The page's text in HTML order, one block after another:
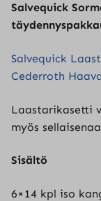
Salvequick
Salvequick
Cederroth
Laastarikasetti
myös
Sisältö
6×14 kpl iso